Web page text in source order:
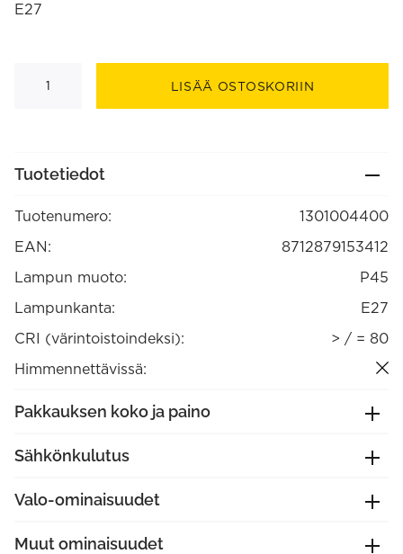
E27
14-
(1301004400)
LISÄÄ OSTOSKORIIN
Tuotetiedot
Tuotenumero:
1301004400
EAN:
8712879153412
Lampun muoto:
P45
Lampunkanta:
E27
CRI (värintoistoindeksi):
> / = 80
Himmennettävissä:
Pakkauksen koko ja paino
Sähkönkulutus
Valo-ominaisuudet
Muut ominaisuudet